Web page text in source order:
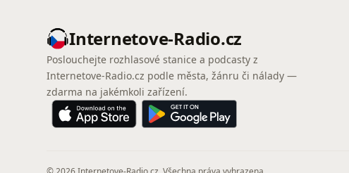
Internetove-Radio.cz
Poslouchejte rozhlasové stanice a podcasty z
Internetove-Radio.cz podle města, žánru či nálady —
zdarma na jakémkoli zařízení.